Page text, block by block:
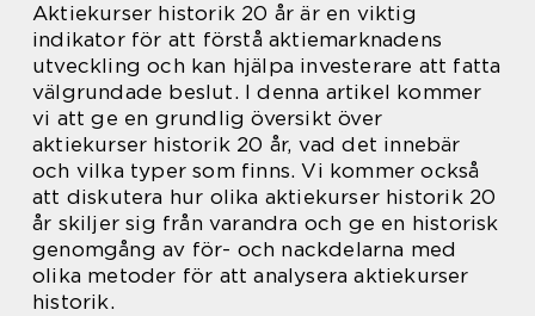
Aktiekurser historik 20 år är en viktig
indikator för att förstå aktiemarknadens
utveckling och kan hjälpa investerare att fatta
välgrundade beslut. I denna artikel kommer
vi att ge en grundlig översikt över
aktiekurser historik 20 år, vad det innebär
och vilka typer som finns. Vi kommer också
att diskutera hur olika aktiekurser historik 20
år skiljer sig från varandra och ge en historisk
genomgång av för- och nackdelarna med
olika metoder för att analysera aktiekurser
historik.